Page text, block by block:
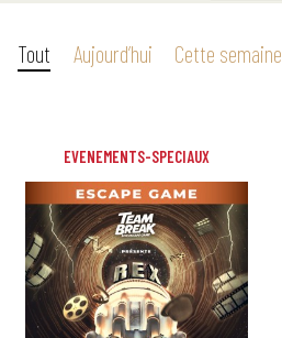
Tout Aujourd’hui Cette semaine
EVENEMENTS-SPECIAUX